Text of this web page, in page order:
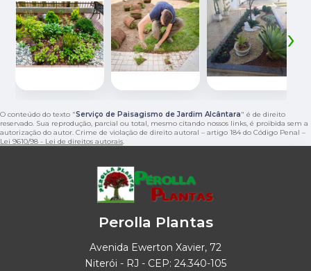
‹ ›
O conteúdo do texto "Serviço de Paisagismo de Jardim Alcântara" é de direito
reservado. Sua reprodução, parcial ou total, mesmo citando nossos links, é proibida sem a
autorização do autor. Crime de violação de direito autoral – artigo 184 do Código Penal –
Lei 9610/98 - Lei de direitos autorais.
Perolla Plantas
Avenida Ewerton Xavier, 72
Niterói - RJ - CEP: 24.340-105